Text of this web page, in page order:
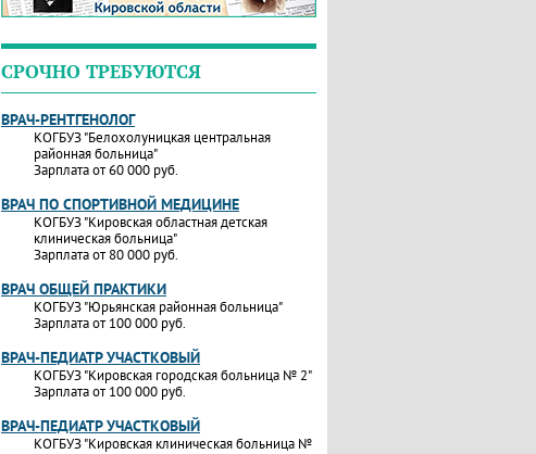
СРОЧНО ТРЕБУЮТСЯ
ВРАЧ-РЕНТГЕНОЛОГ
КОГБУЗ "Белохолуницкая центральная
районная больница"
Зарплата от 60 000 руб.
ВРАЧ ПО СПОРТИВНОЙ МЕДИЦИНЕ
КОГБУЗ "Кировская областная детская
клиническая больница"
Зарплата от 80 000 руб.
ВРАЧ ОБЩЕЙ ПРАКТИКИ
КОГБУЗ "Юрьянская районная больница"
Зарплата от 100 000 руб.
ВРАЧ-ПЕДИАТР УЧАСТКОВЫЙ
КОГБУЗ "Кировская городская больница № 2"
Зарплата от 100 000 руб.
ВРАЧ-ПЕДИАТР УЧАСТКОВЫЙ
КОГБУЗ "Кировская клиническая больница №